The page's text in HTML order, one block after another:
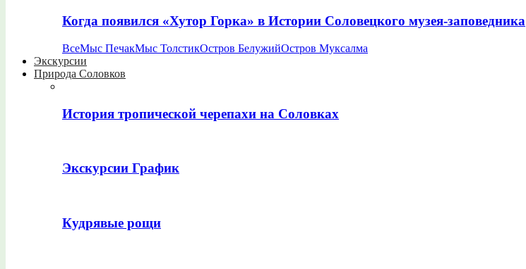
Когда появился «Хутор Горка» в Истории Соловецкого музея-заповедника
ВсеМыс ПечакМыс ТолстикОстров БелужийОстров Муксалма
Экскурсии
Природа Соловков
История тропической черепахи на Соловках
Экскурсии График
Кудрявые рощи